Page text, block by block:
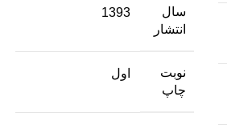
سال
انتشار
1393
نوبت
چاپ
اول